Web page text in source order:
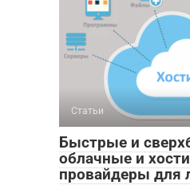
Статьи
Быстрые и
облачные и
провайдеры для